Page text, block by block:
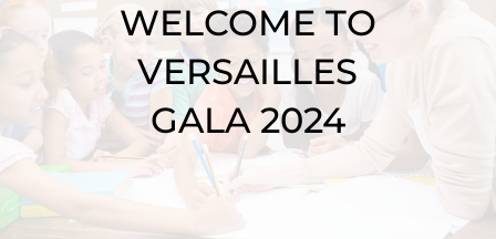
WELCOME TO
VERSAILLES
GALA 2024